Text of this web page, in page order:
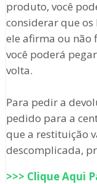
produto, você
considerar que
ele afirma ou não
você poderá
volta.
Para pedir a
pedido para a
que a restituição
descomplicada,
>>> Clique Aqui